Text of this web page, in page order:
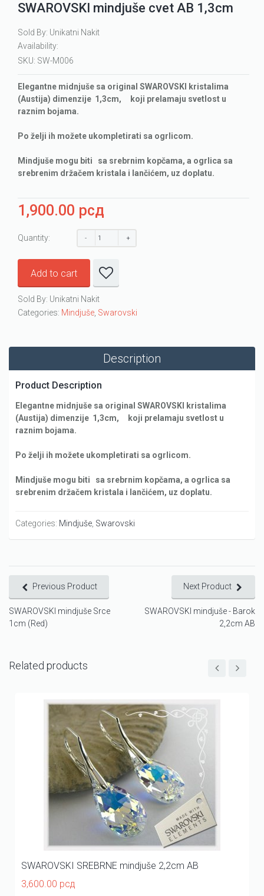
SWAROVSKI mindjuše cvet AB 1,3cm
Sold By: Unikatni Nakit
Availability:
SKU: SW-M006
Elegantne midnjuše sa original SWAROVSKI kristalima
(Austija) dimenzije 1,3cm, koji prelamaju svetlost u
raznim bojama.
Po želji ih možete ukompletirati sa ogrlicom.
Mindjuše mogu biti sa srebrnim kopčama, a ogrlica sa
srebrenim držačem kristala i lančićem, uz doplatu.
1,900.00 рсд
Quantity:
Add to cart
Sold By: Unikatni Nakit
Categories: Mindjuše Swarovski
Description
Product Description
Elegantne midnjuše sa original SWAROVSKI kristalima
(Austija) dimenzije 1,3cm, koji prelamaju svetlost u
raznim bojama.
Po želji ih možete ukompletirati sa ogrlicom.
Mindjuše mogu biti sa srebrnim kopčama, a ogrlica sa
srebrenim držačem kristala i lančićem, uz doplatu.
Categories: Mindjuše Swarovski
Previous Product
SWAROVSKI mindjuše Srce
1cm (Red)
Next Product
SWAROVSKI mindjuše - Barok
2,2cm AB
Related products
SWAROVSKI SREBRNE mindjuše 2,2cm AB
3,600.00 рсд